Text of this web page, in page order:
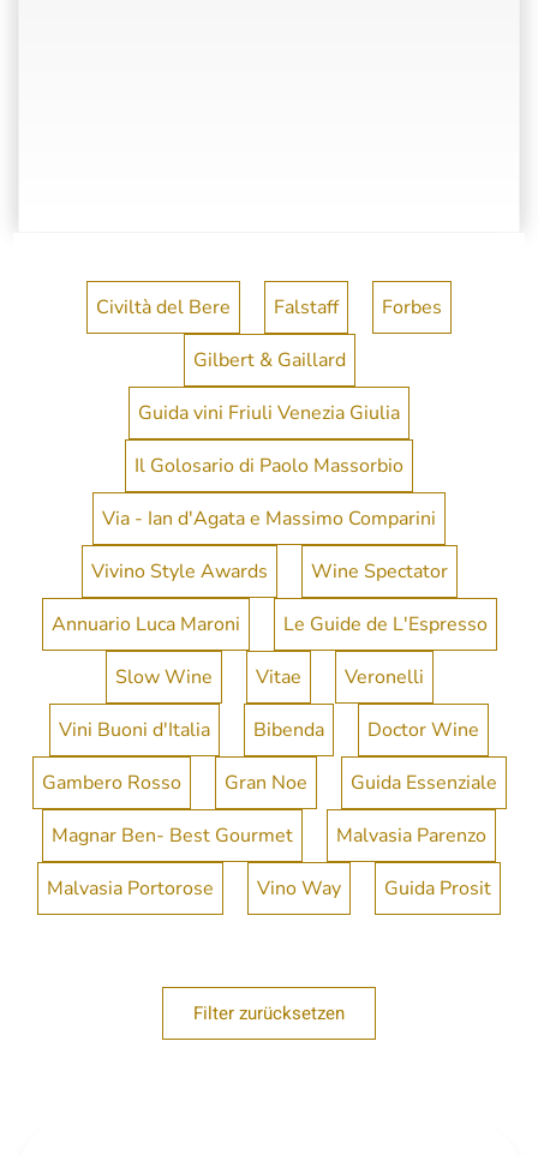
Civiltà del Bere Falstaff
Forbes
Gilbert & Gaillard
Guida vini Friuli Venezia Giulia
Il Golosario di Paolo Massorbio
Via - Ian d'Agata e Massimo Comparini
Vivino Style Awards
Wine Spectator
Annuario Luca Maroni
Le Guide de L'Espresso
Slow Wine
Vitae
Veronelli
Vini Buoni d'Italia
Bibenda
Doctor Wine
Gambero Rosso
Gran Noe
Guida Essenziale
Magnar Ben- Best Gourmet
Malvasia Parenzo
Malvasia Portorose
Vino Way Guida Prosit
Filter zurücksetzen